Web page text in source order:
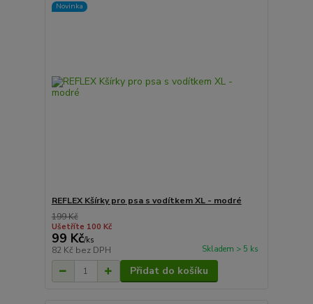
Novinka
REFLEX Kšírky pro psa s vodítkem XL - modré
199 Kč
Ušetříte 100 Kč
99 Kč/ks
82 Kč bez DPH Skladem > 5 ks
Přidat do košíku